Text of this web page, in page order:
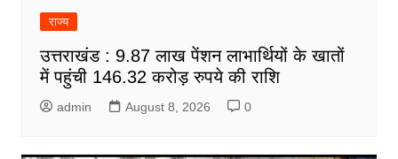
राज्य
उत्तराखंड : 9.87 लाख पेंशन लाभार्थियों के खातों
में पहुंची 146.32 करोड़ रुपये की राशि
admin August 8, 2026 0